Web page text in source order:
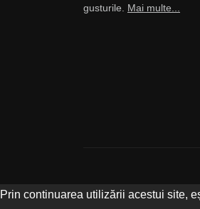
gusturile. Mai multe...
Prin continuarea utilizării acestui site,